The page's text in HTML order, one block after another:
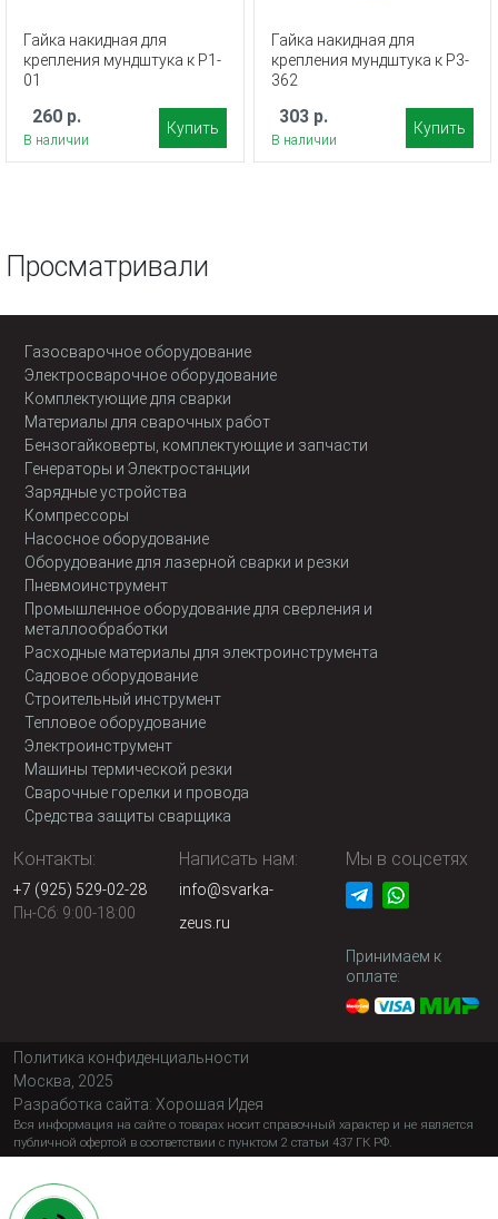
Гайка накидная для
крепления мундштука к Р1-
01
260 р.
В наличии
Купить
Гайка накидная для
крепления мундштука к Р3-
362
303 р.
В наличии
Купить
Просматривали
Газосварочное оборудование
Электросварочное оборудование
Комплектующие для сварки
Материалы для сварочных работ
Бензогайковерты, комплектующие и запчасти
Генераторы и Электростанции
Зарядные устройства
Компрессоры
Насосное оборудование
Оборудование для лазерной сварки и резки
Пневмоинструмент
Промышленное оборудование для сверления и
металлообработки
Расходные материалы для электроинструмента
Садовое оборудование
Строительный инструмент
Тепловое оборудование
Электроинструмент
Машины термической резки
Сварочные горелки и провода
Средства защиты сварщика
Контакты:
+7 (925) 529-02-28
Пн-Сб: 9:00-18:00
Написать нам:
info@svarka-
zeus.ru
Мы в соцсетях
Принимаем к
оплате:
Политика конфиденциальности
Москва, 2025
Разработка сайта: Хорошая Идея
Вся информация на сайте о товарах носит справочный характер и не является
публичной офертой в соответствии с пунктом 2 статьи 437 ГК РФ.